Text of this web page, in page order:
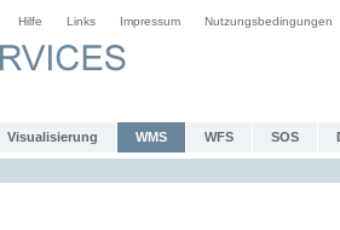
Hilfe Links Impressum Nutzungsbedingungen
Visualisierung WMS WFS SOS